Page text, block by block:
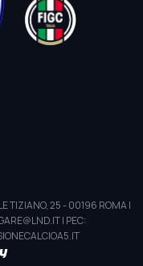
TIZIANO, 25 - 00196 ROMA |
| PEC: